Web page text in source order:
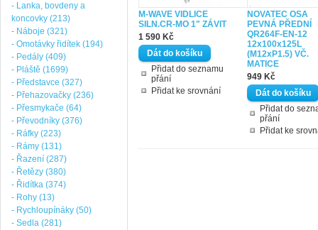
M-WAVE VIDLICE
SILN.CR-MO 1" ZÁVIT
1 590 Kč
Přidat do seznamu
přání
Přidat ke srovnání
NOVATEC OSA
PEVNÁ PŘEDNÍ
QR264F-EN-12
12x100x125L
(M12xP1.5) VČ.
MATICE
949 Kč
Přidat do
přání
Přidat ke
- Lanka, bovdeny a
koncovky (213)
- Náboje (321)
- Omotávky řidítek (194)
- Pedály (409)
- Pláště (1699)
- Představce (327)
- Přehazovačky (236)
- Přesmykače (64)
- Převodníky (376)
- Ráfky (223)
- Rámy (131)
- Řazení (287)
- Řetězy (380)
- Řidítka (374)
- Rohy (13)
- Rychloupínáky (50)
- Sedla (281)